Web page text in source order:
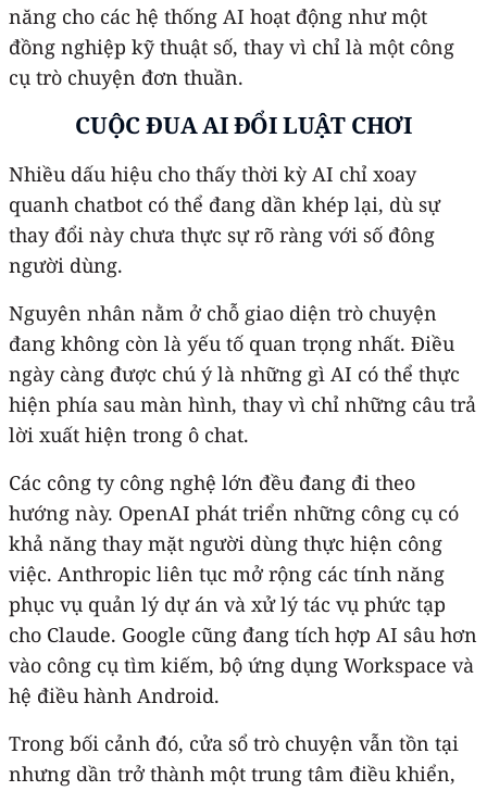
năng cho các hệ thống AI hoạt động như một
đồng nghiệp kỹ thuật số, thay vì chỉ là một công
cụ trò chuyện đơn thuần.
CUỘC ĐUA AI ĐỔI LUẬT CHƠI
Nhiều dấu hiệu cho thấy thời kỳ AI chỉ xoay
quanh chatbot có thể đang dần khép lại, dù sự
thay đổi này chưa thực sự rõ ràng với số đông
người dùng.
Nguyên nhân nằm ở chỗ giao diện trò chuyện
đang không còn là yếu tố quan trọng nhất. Điều
ngày càng được chú ý là những gì AI có thể thực
hiện phía sau màn hình, thay vì chỉ những câu trả
lời xuất hiện trong ô chat.
Các công ty công nghệ lớn đều đang đi theo
hướng này. OpenAI phát triển những công cụ có
khả năng thay mặt người dùng thực hiện công
việc. Anthropic liên tục mở rộng các tính năng
phục vụ quản lý dự án và xử lý tác vụ phức tạp
cho Claude. Google cũng đang tích hợp AI sâu hơn
vào công cụ tìm kiếm, bộ ứng dụng Workspace và
hệ điều hành Android.
Trong bối cảnh đó, cửa sổ trò chuyện vẫn tồn tại
nhưng dần trở thành một trung tâm điều khiển,